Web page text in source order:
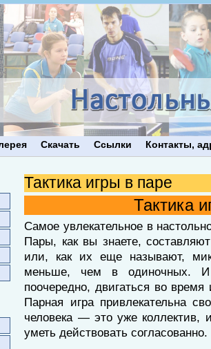
Скачать Ссылки Контакты,
Тактика игры в паре
Тактика
Самое увлекательное в
Пары, как вы знаете,
или, как их еще называют,
меньше, чем в одиночных. И
поочередно, двигаться во
Парная игра привлекательна
человека — это уже коллектив,
уметь действовать согласованно.